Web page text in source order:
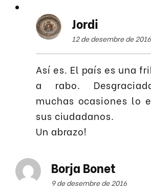
Jordi
12 de desembre de 2016
Así es. El país es una
a rabo.
muchas ocasiones lo
sus ciudadanos.
Un abrazo!
Borja Bonet
9 de desembre de 2016